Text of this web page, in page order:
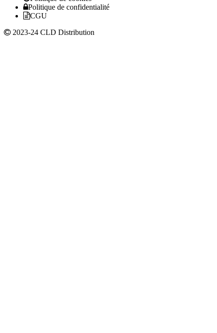
Politique de confidentialité
CGU
2023-24 CLD Distribution